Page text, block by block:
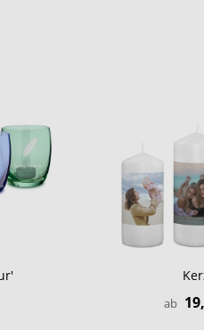
ab